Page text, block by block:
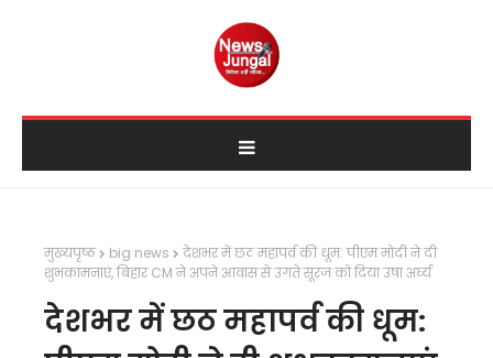
मुख्यपृष्ठ big news
देशभर में छठ महापर्व की धूम: पीएम मोदी ने दी
शुभकामनाएं, बिहार CM ने अपने आवास से उगते सूरज को दिया उषा अर्घ्य
देशभर में छठ महापर्व की धूम: